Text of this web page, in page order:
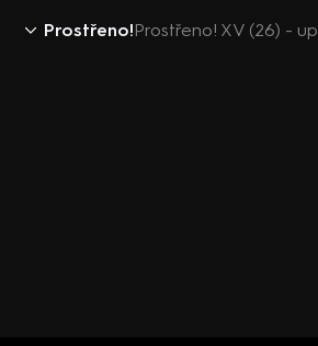
Prostřeno!Prostřeno! XV (26) -